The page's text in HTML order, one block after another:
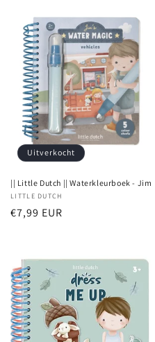
Uitverkocht
|| Little Dutch || Waterkleurboek - Jim
Verkoper:
LITTLE DUTCH
Normale
€7,99 EUR